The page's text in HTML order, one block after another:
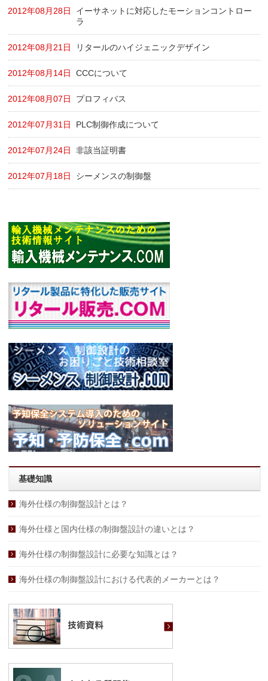
2012年08月28日
イーサネットに対応したモーションコントロー
ラ
2012年08月21日 リタールのハイジェニックデザイン
2012年08月14日 CCCについて
2012年08月07日 プロフィバス
2012年07月31日 PLC制御作成について
2012年07月24日 非該当証明書
2012年07月18日 シーメンスの制御盤
基礎知識
海外仕様の制御盤設計とは？
海外仕様と国内仕様の制御盤設計の違いとは？
海外仕様の制御盤設計に必要な知識とは？
海外仕様の制御盤設計における代表的メーカーとは？